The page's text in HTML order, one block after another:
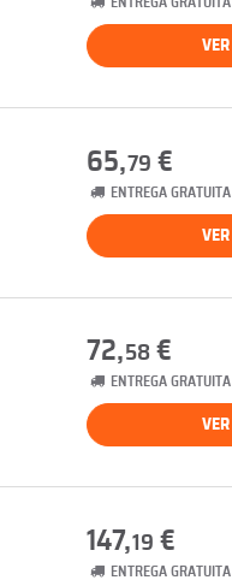
ENTREGA GRATUITA
VER
65,79 €
ENTREGA GRATUITA
VER
72,58 €
ENTREGA GRATUITA
VER
147,19 €
ENTREGA GRATUITA